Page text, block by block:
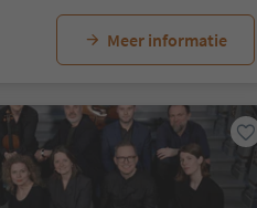
Meer informatie